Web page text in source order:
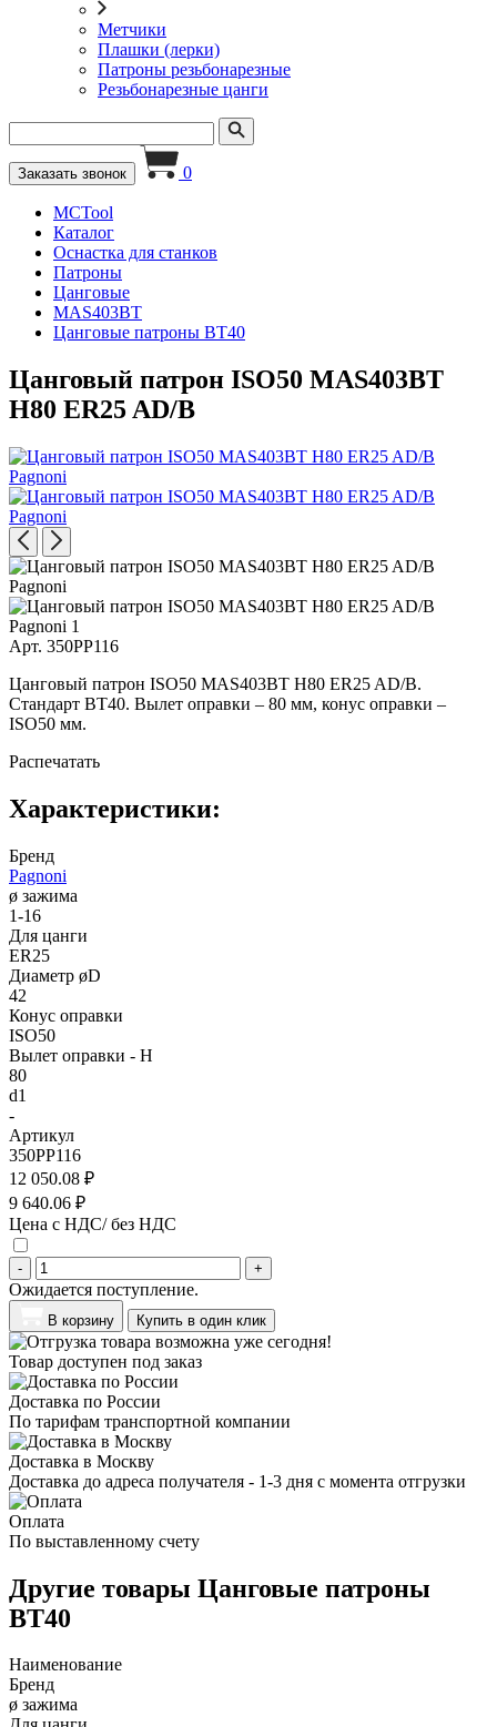
Метчики
Плашки (лерки)
Патроны резьбонарезные
Резьбонарезные цанги
Заказать звонок 0
MCTool
Каталог
Оснастка для станков
Патроны
Цанговые
MAS403BT
Цанговые патроны BT40
Цанговый патрон ISO50 MAS403BT
H80 ER25 AD/B
Арт. 350PP116
Цанговый патрон ISO50 MAS403BT H80 ER25 AD/B.
Стандарт BT40. Вылет оправки – 80 мм, конус оправки –
ISO50 мм.
Распечатать
Характеристики:
Бренд
Pagnoni
ø зажима
1-16
Для цанги
ER25
Диаметр øD
42
Конус оправки
ISO50
Вылет оправки - H
80
d1
-
Артикул
350PP116
12 050.08 ₽
9 640.06 ₽
Цена с НДС/ без НДС
- +
Ожидается поступление.
В корзину Купить в один клик
Товар доступен под заказ
Доставка по России
По тарифам транспортной компании
Доставка в Москву
Доставка до адреса получателя - 1-3 дня с момента отгрузки
Оплата
По выставленному счету
Другие товары Цанговые патроны
BT40
Наименование
Бренд
ø зажима